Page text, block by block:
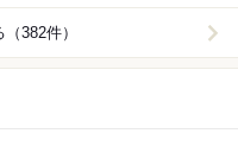
382件）